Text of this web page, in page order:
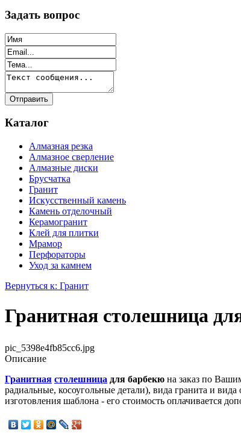
Задать вопрос
Каталог
Алмазная резка
Алмазное сверление
Алмазные диски
Брусчатка
Гранит
Искусственный камень
Камень отделочный
Керамогранит
Клей для плитки
Мрамор
Перфораторы
Уход за камнем
Вернуться к: Гранит
Гранитная столешница
pic_5398e4fb85cc6.jpg
Описание
Гранитная столешница для барбекю на заказ по
радиальные, косоугольные детали), вида гранита и
изготовления шаблона - его стоимость оплачивается